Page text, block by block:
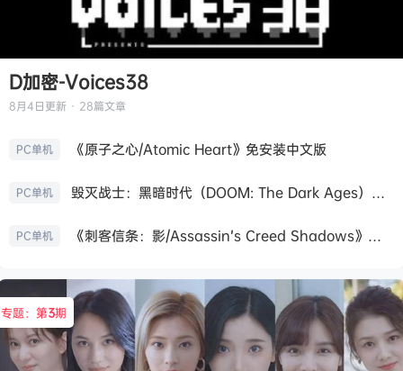
D加密-Voices38
8月4日更新 · 28篇文章
PC单机 《原子之心/Atomic Heart》免安装中文版
PC单机 毁灭战士：黑暗时代（DOOM: The Dark Ages）免安装中文版
PC单机 《刺客信条：影/Assassin’s Creed Shadows》免安装版，非虚拟机
专题：第3期